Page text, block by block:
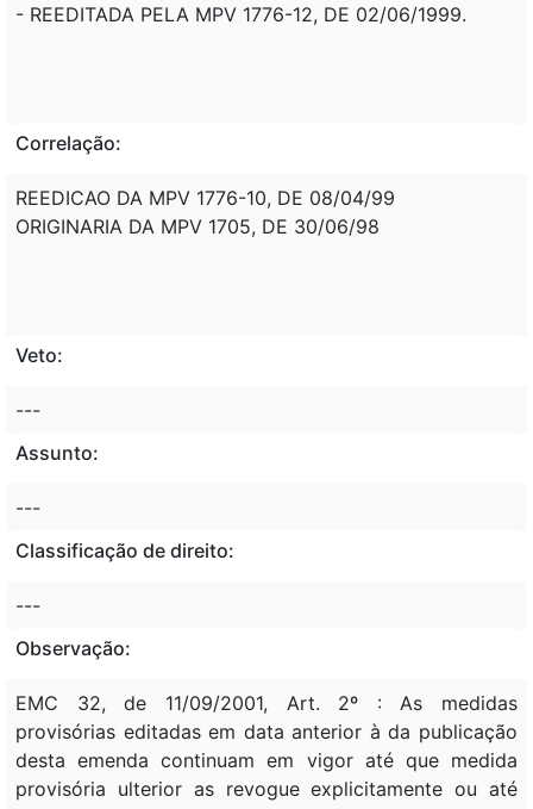
- REEDITADA PELA MPV 1776-12, DE 02/06/1999.
Correlação:
REEDICAO DA MPV 1776-10, DE 08/04/99
ORIGINARIA DA MPV 1705, DE 30/06/98
Veto:
---
Assunto:
---
Classificação de direito:
---
Observação:
EMC 32, de 11/09/2001, Art. 2º : As medidas
provisórias editadas em data anterior à da publicação
desta emenda continuam em vigor até que medida
provisória ulterior as revogue explicitamente ou até